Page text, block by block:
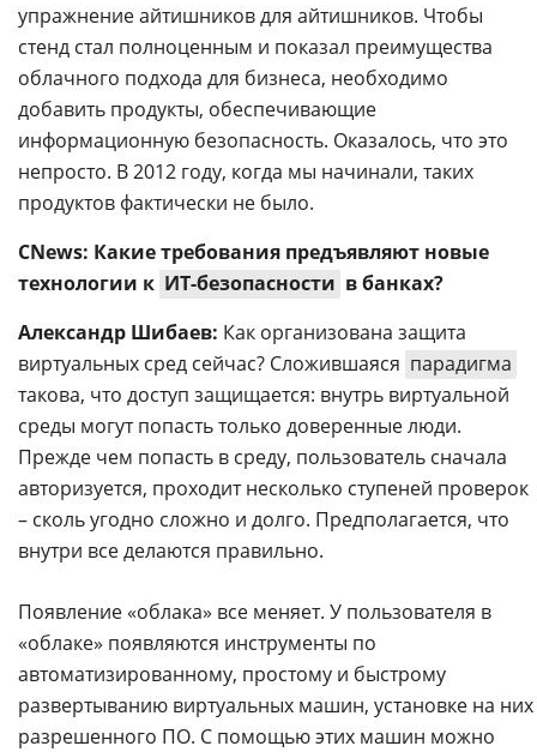
упражнение айтишников для айтишников. Чтобы
стенд стал полноценным и показал преимущества
облачного подхода для бизнеса, необходимо
добавить продукты, обеспечивающие
информационную безопасность. Оказалось, что это
непросто. В 2012 году, когда мы начинали, таких
продуктов фактически не было.
CNews: Какие требования предъявляют новые
технологии к ИТ-безопасности в банках?
Александр Шибаев: Как организована защита
виртуальных сред сейчас? Сложившаяся парадигма
такова, что доступ защищается: внутрь виртуальной
среды могут попасть только доверенные люди.
Прежде чем попасть в среду, пользователь сначала
авторизуется, проходит несколько ступеней проверок
– сколь угодно сложно и долго. Предполагается, что
внутри все делаются правильно.
Появление «облака» все меняет. У пользователя в
«облаке» появляются инструменты по
автоматизированному, простому и быстрому
развертыванию виртуальных машин, установке на них
разрешенного ПО. С помощью этих машин можно